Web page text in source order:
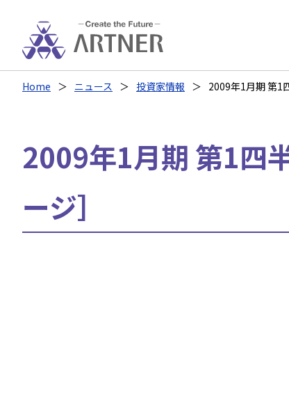
Home ニュース 投資家情報 2009年1月期 第1
2009年1月期 第1四
ージ］